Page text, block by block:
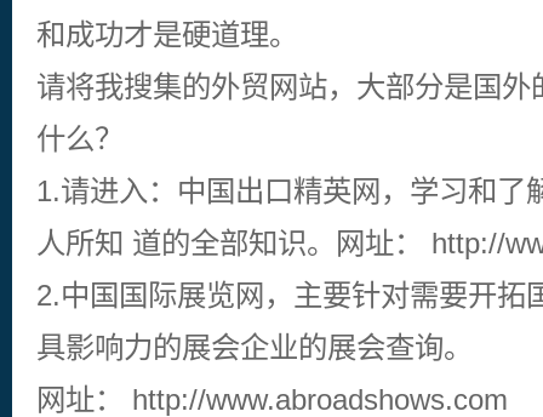
和成功才是硬道理。
请将我搜集的外贸网站，大部分是国
什么？
1.请进入：中国出口精英网，学习和了
人所知 道的全部知识。网址： http://
2.中国国际展览网，主要针对需要开拓
具影响力的展会企业的展会查询。
网址： http://www.abroadshows.com